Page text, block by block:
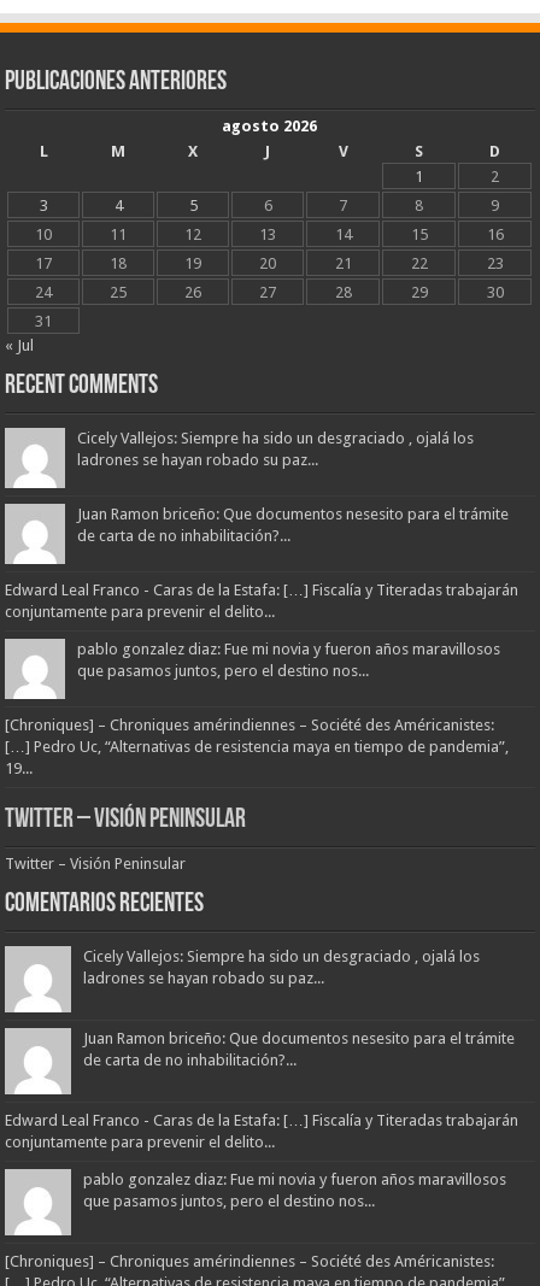
Publicaciones Anteriores
agosto 2026
L
M X J V S
D
1
2
3
4 5 6 7 8
9
10
11 12 13 14 15
16
17
18 19 20 21 22
23
24
25 26 27 28 29
30
31
« Jul
Recent Comments
Cicely Vallejos: Siempre ha sido un desgraciado , ojalá los
ladrones se hayan robado su paz...
Juan Ramon briceño: Que documentos nesesito para el trámite
de carta de no inhabilitación?...
Edward Leal Franco - Caras de la Estafa: […] Fiscalía y Titeradas trabajarán
conjuntamente para prevenir el delito...
pablo gonzalez diaz: Fue mi novia y fueron años maravillosos
que pasamos juntos, pero el destino nos...
[Chroniques] – Chroniques amérindiennes – Société des Américanistes:
[…] Pedro Uc, “Alternativas de resistencia maya en tiempo de pandemia”,
19...
Twitter – Visión Peninsular
Twitter – Visión Peninsular
Comentarios Recientes
Cicely Vallejos: Siempre ha sido un desgraciado , ojalá los
ladrones se hayan robado su paz...
Juan Ramon briceño: Que documentos nesesito para el trámite
de carta de no inhabilitación?...
Edward Leal Franco - Caras de la Estafa: […] Fiscalía y Titeradas trabajarán
conjuntamente para prevenir el delito...
pablo gonzalez diaz: Fue mi novia y fueron años maravillosos
que pasamos juntos, pero el destino nos...
[Chroniques] – Chroniques amérindiennes – Société des Américanistes: